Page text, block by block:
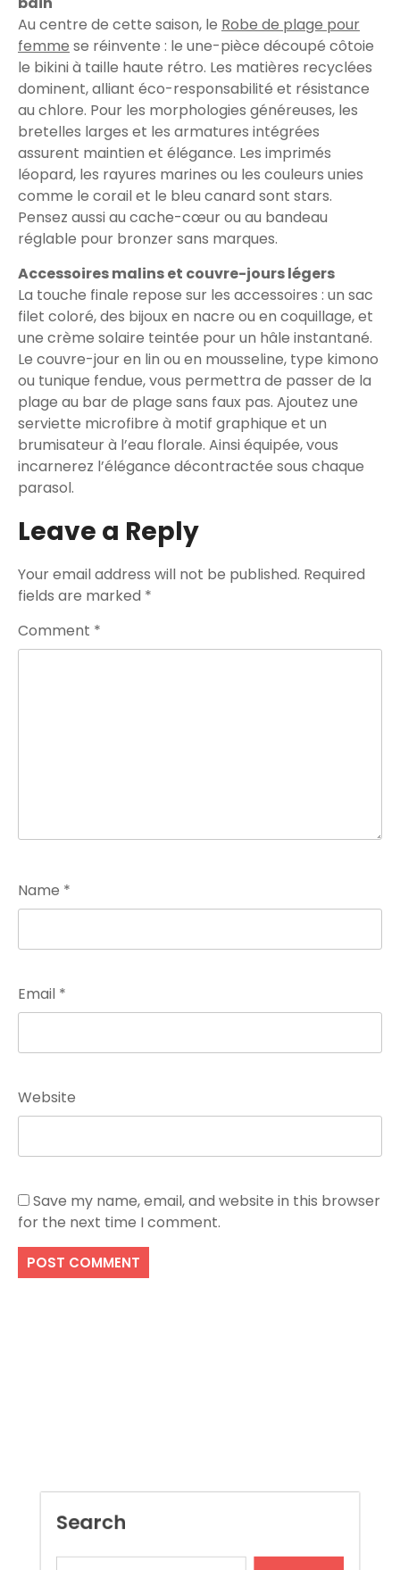
Au centre de cette saison, le Robe de plage pour
femme se réinvente : le une-pièce découpé côtoie
le bikini à taille haute rétro. Les matières recyclées
dominent, alliant éco-responsabilité et résistance
au chlore. Pour les morphologies généreuses, les
bretelles larges et les armatures intégrées
assurent maintien et élégance. Les imprimés
léopard, les rayures marines ou les couleurs unies
comme le corail et le bleu canard sont stars.
Pensez aussi au cache-cœur ou au bandeau
réglable pour bronzer sans marques.
Accessoires malins et couvre-jours légers
La touche finale repose sur les accessoires : un sac
filet coloré, des bijoux en nacre ou en coquillage, et
une crème solaire teintée pour un hâle instantané.
Le couvre-jour en lin ou en mousseline, type kimono
ou tunique fendue, vous permettra de passer de la
plage au bar de plage sans faux pas. Ajoutez une
serviette microfibre à motif graphique et un
brumisateur à l’eau florale. Ainsi équipée, vous
incarnerez l’élégance décontractée sous chaque
parasol.
Leave a Reply
Your email address will not be published. Required
fields are marked *
Comment *
Name *
Email *
Website
Save my name, email, and website in this browser
for the next time I comment.
Recent Posts